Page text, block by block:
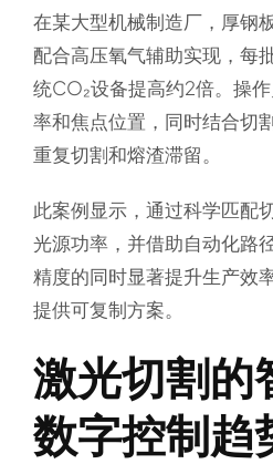
在某大型机械制造厂，厚钢
配合高压氧气辅助实现，每
统CO₂设备提高约2倍。操
率和焦点位置，同时结合切
重复切割和熔渣滞留。
此案例显示，通过科学匹配
光源功率，并借助自动化路
精度的同时显著提升生产效
提供可复制方案。
激光切割的
数字控制趋